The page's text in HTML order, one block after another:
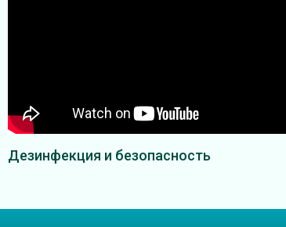
Дезинфекция и безопасность